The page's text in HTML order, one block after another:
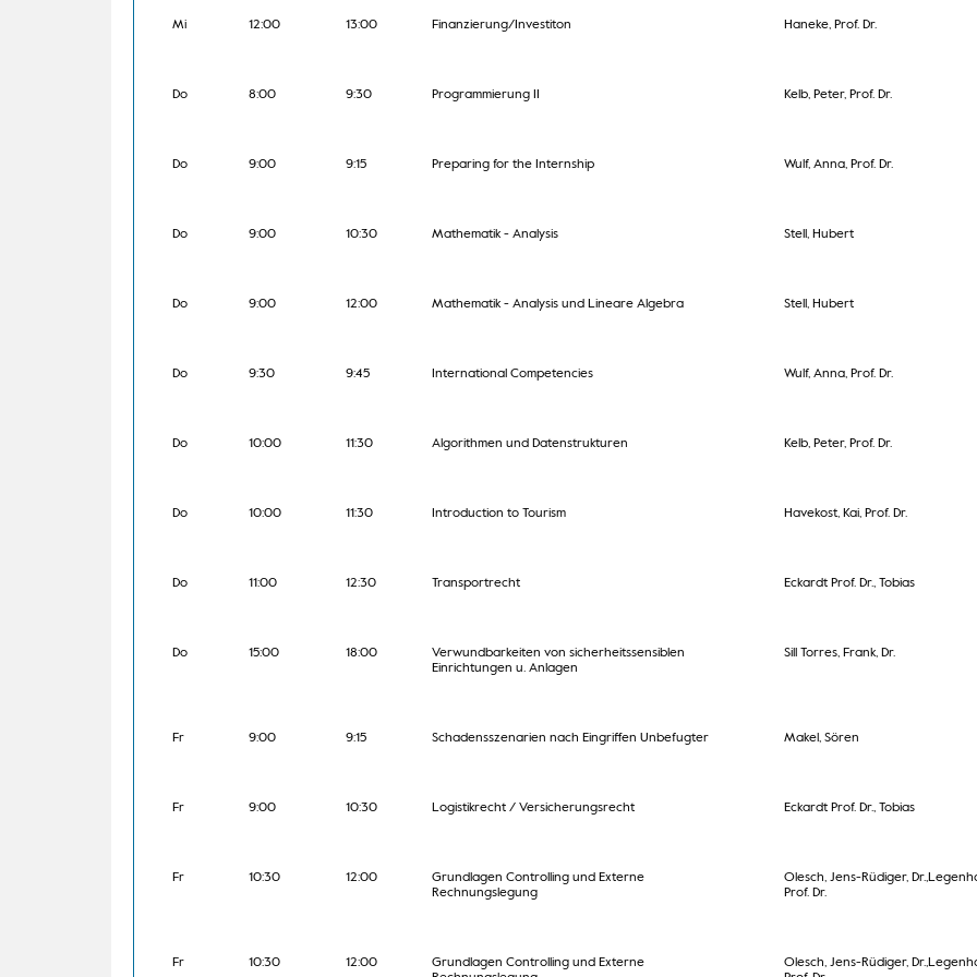
Mi 12:00 13:00 Finanzierung/Investiton Haneke, Prof. Dr.
Do 8:00 9:30 Programmierung II Kelb, Peter, Prof. Dr.
Do 9:00 9:15 Preparing for the Internship Wulf, Anna, Prof. Dr.
Do 9:00 10:30 Mathematik - Analysis Stell, Hubert
Do 9:00 12:00 Mathematik - Analysis und Lineare Algebra Stell, Hubert
Do 9:30 9:45 International Competencies Wulf, Anna, Prof. Dr.
Do 10:00 11:30 Algorithmen und Datenstrukturen Kelb, Peter, Prof. Dr.
Do 10:00 11:30 Introduction to Tourism Havekost, Kai, Prof. Dr.
Do 11:00 12:30 Transportrecht Eckardt Prof. Dr., Tobias
Do 15:00 18:00
Verwundbarkeiten von sicherheitssensiblen
Einrichtungen u. Anlagen
Sill Torres, Frank, Dr.
Fr 9:00 9:15 Schadensszenarien nach Eingriffen Unbefugter Makel, Sören
Fr 9:00 10:30 Logistikrecht / Versicherungsrecht Eckardt Prof. Dr., Tobias
Fr 10:30 12:00
Grundlagen Controlling und Externe
Rechnungslegung
Olesch, Jens-Rüdiger,
Prof. Dr.
Fr 10:30 12:00
Grundlagen Controlling und Externe
Olesch, Jens-Rüdiger,